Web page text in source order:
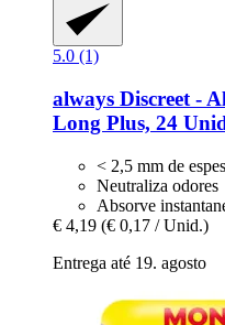
5.0 (1)
always Discreet -​
Long Plus, 24
< 2,5 mm de
Neutraliza odores
Absorve
€ 4,19 (€ 0,17 / Unid.)
Entrega até 19. agosto